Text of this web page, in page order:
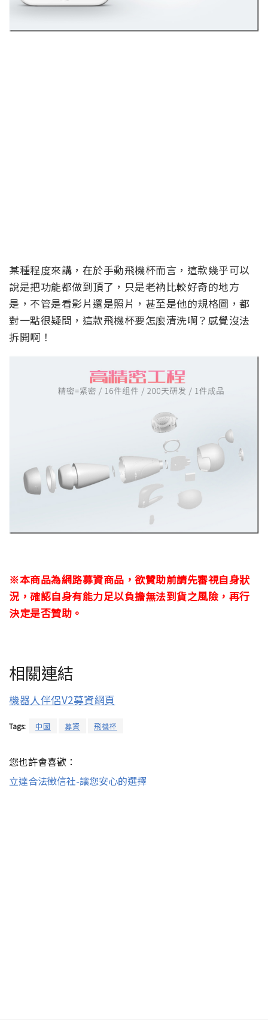
某種程度來講，在於手動飛機杯而言，這款幾乎可以
說是把功能都做到頂了，只是老衲比較好奇的地方
是，不管是看影片還是照片，甚至是他的規格圖，都
對一點很疑問，這款飛機杯要怎麼清洗啊？感覺沒法
拆開啊！
※本商品為網路募資商品，欲贊助前請先審視自身狀
況，確認自身有能力足以負擔無法到貨之風險，再行
決定是否贊助。
相關連結
機器人伴侶V2募資網頁
Tags: 中國 募資 飛機杯
您也許會喜歡：
立達合法徵信社-讓您安心的選擇